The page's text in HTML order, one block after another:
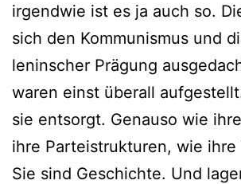
irgendwie ist es ja auch so.
sich den Kommunismus und
leninscher Prägung
waren einst überall
sie entsorgt. Genauso wie
ihre Parteistrukturen, wie ihre
Sie sind Geschichte. Und